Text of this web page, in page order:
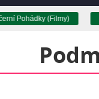
Pohádky (Filmy)